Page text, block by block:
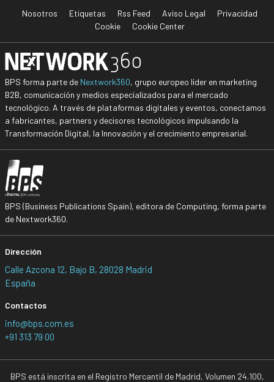
Nosotros Etiquetas Rss Feed Aviso Legal
Privacidad
Cookie
Cookie Center
BPS forma parte de Nextwork360, grupo europeo líder en marketing
B2B, comunicación y medios especializados para el mercado
tecnológico. A través de plataformas digitales y eventos, conectamos
a fabricantes, partners y decisores tecnológicos impulsando la
Transformación Digital, la Innovación y el crecimiento empresarial.
BPS (Business Publications Spain), editora de Computing, forma parte
de Nextwork360.
Dirección
Calle Azcona 12, Bajo B, 28028 Madrid
España
Contactos
info@bps.com.es
+91 313 79 00
BPS está inscrita en el Registro Mercantil de Madrid, Volumen 24.100,